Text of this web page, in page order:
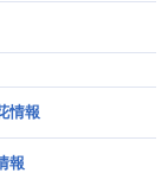
情報
報